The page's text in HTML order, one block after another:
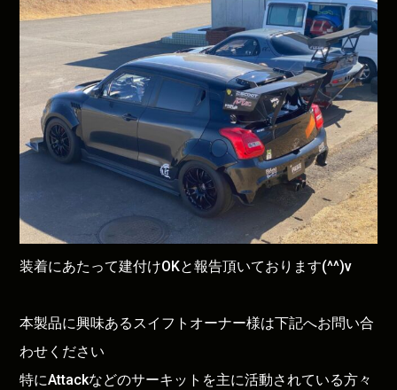
装着にあたって建付けOKと報告頂いております(^^)v
本製品に興味あるスイフトオーナー様は下記へお問い合
わせください
特にAttackなどのサーキットを主に活動されている方々